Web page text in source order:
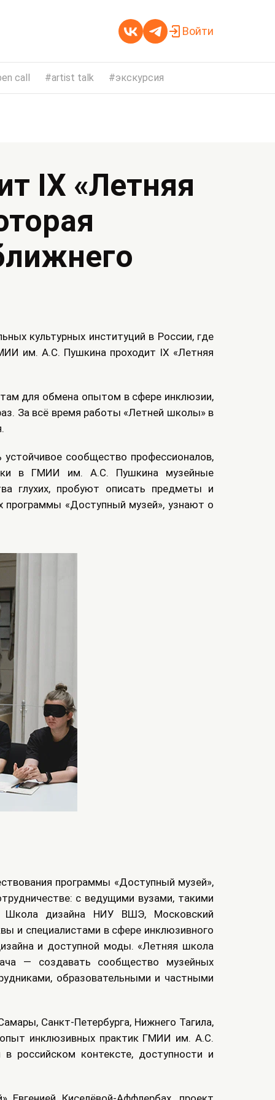
Войти
call artist talk экскурсия
IX «Летняя
культурных институций в России, где
им. А.С. Пушкина проходит IX «Летняя
для обмена опытом в сфере инклюзии,
За всё время работы «Летней школы» в
сообщество профессионалов,
в ГМИИ им. А.С. Пушкина музейные
глухих, пробуют описать предметы и
программы «Доступный музей», узнают о
программы «Доступный музей»,
с ведущими вузами, такими
Школа дизайна НИУ ВШЭ, Московский
и специалистами в сфере инклюзивного
и доступной моды. «Летняя школа
— создавать сообщество музейных
образовательными и частными
Санкт-Петербурга, Нижнего Тагила,
опыт инклюзивных практик ГМИИ им. А.С.
российском контексте, доступности и